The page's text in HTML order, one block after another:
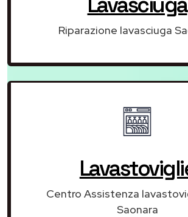
Riparazione lavasciuga
Centro Assistenza
Saonara